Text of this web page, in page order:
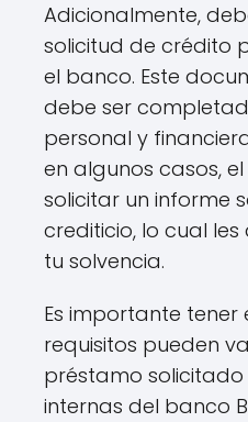
Adicionalmente,
solicitud de crédito
el banco. Este
debe ser
personal y
en algunos casos,
solicitar un informe
crediticio, lo cual
tu solvencia.
Es importante tener
requisitos pueden
préstamo
internas del banco